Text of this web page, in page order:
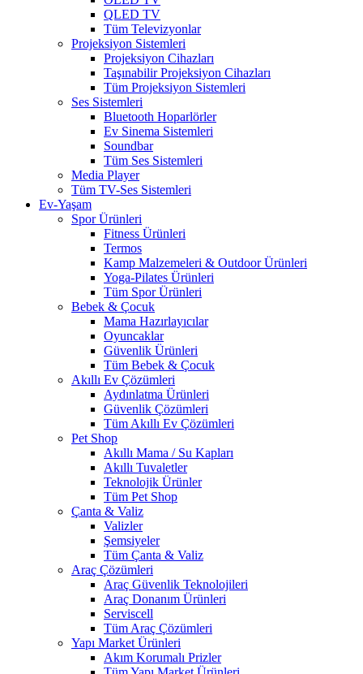
QLED TV
Tüm Televizyonlar
Projeksiyon Sistemleri
Projeksiyon Cihazları
Taşınabilir Projeksiyon Cihazları
Tüm Projeksiyon Sistemleri
Ses Sistemleri
Bluetooth Hoparlörler
Ev Sinema Sistemleri
Soundbar
Tüm Ses Sistemleri
Media Player
Tüm TV-Ses Sistemleri
Ev-Yaşam
Spor Ürünleri
Fitness Ürünleri
Termos
Kamp Malzemeleri & Outdoor Ürünleri
Yoga-Pilates Ürünleri
Tüm Spor Ürünleri
Bebek & Çocuk
Mama Hazırlayıcılar
Oyuncaklar
Güvenlik Ürünleri
Tüm Bebek & Çocuk
Akıllı Ev Çözümleri
Aydınlatma Ürünleri
Güvenlik Çözümleri
Tüm Akıllı Ev Çözümleri
Pet Shop
Akıllı Mama / Su Kapları
Akıllı Tuvaletler
Teknolojik Ürünler
Tüm Pet Shop
Çanta & Valiz
Valizler
Şemsiyeler
Tüm Çanta & Valiz
Araç Çözümleri
Araç Güvenlik Teknolojileri
Araç Donanım Ürünleri
Serviscell
Tüm Araç Çözümleri
Yapı Market Ürünleri
Akım Korumalı Prizler